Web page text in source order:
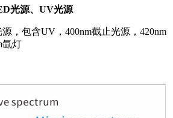
光源、UV光源
，包含UV，400nm截止光源，420nm
氙灯